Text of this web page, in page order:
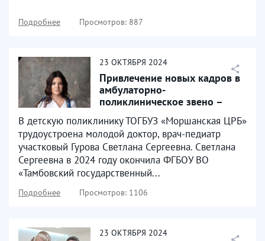
Подробнее Просмотров: 887
23 ОКТЯБРЯ 2024
Привлечение новых кадров в
амбулаторно-
поликлиническое звено –
направлений...
В детскую поликлинику ТОГБУЗ «Моршанская ЦРБ»
трудоустроена молодой доктор, врач-педиатр
участковый Гурова Светлана Сергеевна. Светлана
Сергеевна в 2024 году окончила ФГБОУ ВО
«Тамбовский государственный...
Подробнее Просмотров: 1106
23 ОКТЯБРЯ 2024